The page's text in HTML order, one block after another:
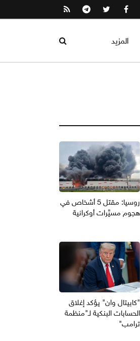
المزيد
روسيا: مقتل 5 أشخاص في
هجوم مسيَّرات أوكرانية
"كابيتال وان" يؤكد إغلاق
الحسابات البنكية لـ"منظمة
ترامب"